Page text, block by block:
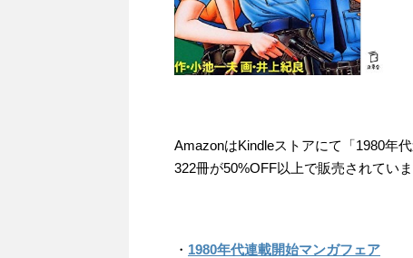
AmazonはKindleストアにて「1980年
322冊が50%OFF以上で販売されていま
・ 1980年代連載開始マンガフェア